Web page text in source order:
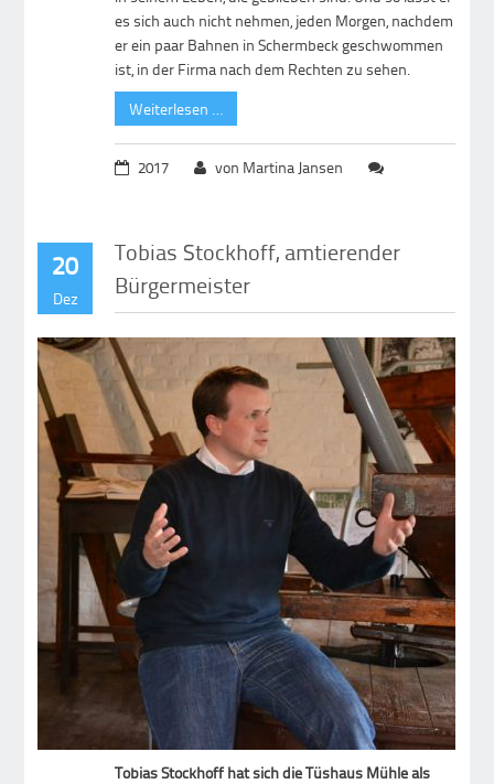
es sich auch nicht nehmen, jeden Morgen, nachdem
er ein paar Bahnen in Schermbeck geschwommen
ist, in der Firma nach dem Rechten zu sehen.
Weiterlesen …
2017 von Martina Jansen
20
Dez
Tobias Stockhoff, amtierender
Bürgermeister
Tobias Stockhoff hat sich die Tüshaus Mühle als